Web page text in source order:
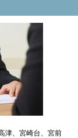
津、宮崎台、宮前